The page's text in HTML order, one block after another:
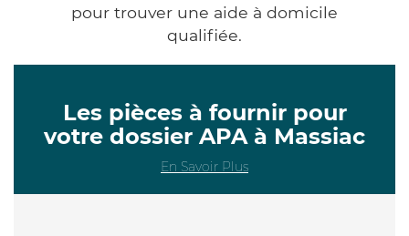
pour trouver une aide à domicile
qualifiée.
Les pièces à fournir pour
votre dossier APA à Massiac
En Savoir Plus